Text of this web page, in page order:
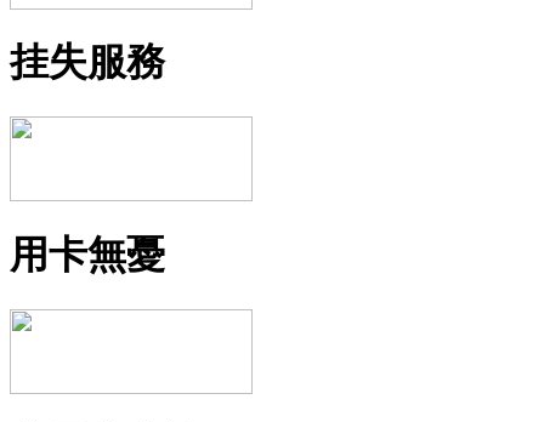
挂失服務
用卡無憂